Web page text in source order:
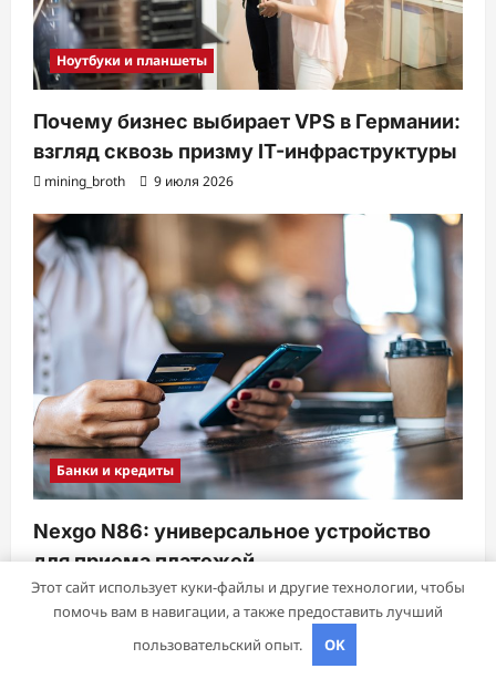
Ноутбуки и планшеты
Почему бизнес выбирает VPS в Германии:
взгляд сквозь призму IT-инфраструктуры
mining_broth 9 июля 2026
Банки и кредиты
Nexgo N86: универсальное устройство
для приема платежей
mining_broth 8 июля 2026
Авторское право © 2026 Все права зарезервированы.
Этот сайт использует куки-файлы и другие технологии, чтобы
помочь вам в навигации, а также предоставить лучший
пользовательский опыт.
OK